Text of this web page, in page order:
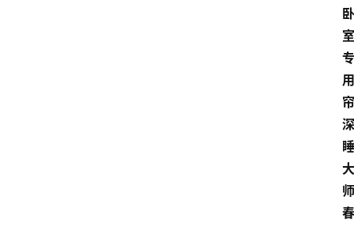
卧
室
专
用
帘
深
睡
大
师
春